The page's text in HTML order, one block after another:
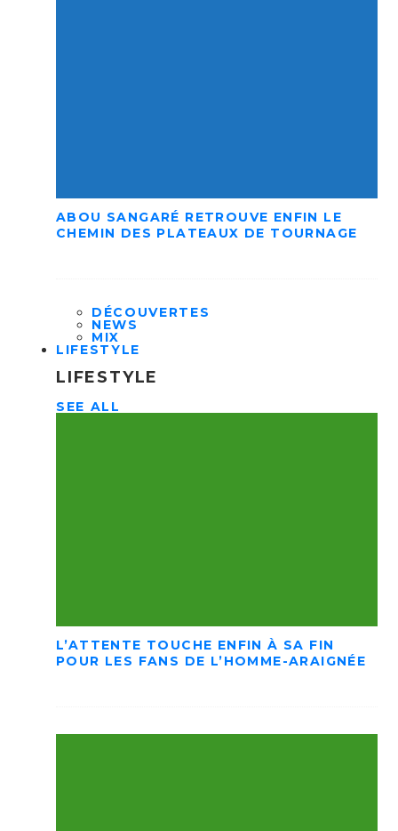
ABOU SANGARÉ RETROUVE ENFIN LE
CHEMIN DES PLATEAUX DE TOURNAGE
DÉCOUVERTES
NEWS
MIX
LIFESTYLE
LIFESTYLE
SEE ALL
L’ATTENTE TOUCHE ENFIN À SA FIN
POUR LES FANS DE L’HOMME-ARAIGNÉE